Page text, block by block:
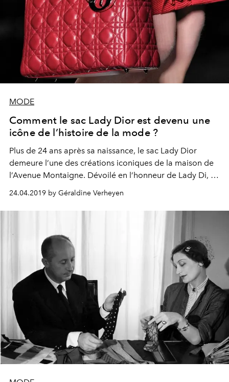
MODE
Comment le sac Lady Dior est devenu une
icône de l’histoire de la mode ?
Plus de 24 ans après sa naissance, le sac Lady Dior
demeure l’une des créations iconiques de la maison de
l’Avenue Montaigne. Dévoilé en l’honneur de Lady Di, il
a à jamais marqué l’histoire de la mode, mais aussi de
l’art. Focus sur son parcours hors du commun depuis son
apparition à aujourd’hui.
24.04.2019 by Géraldine Verheyen